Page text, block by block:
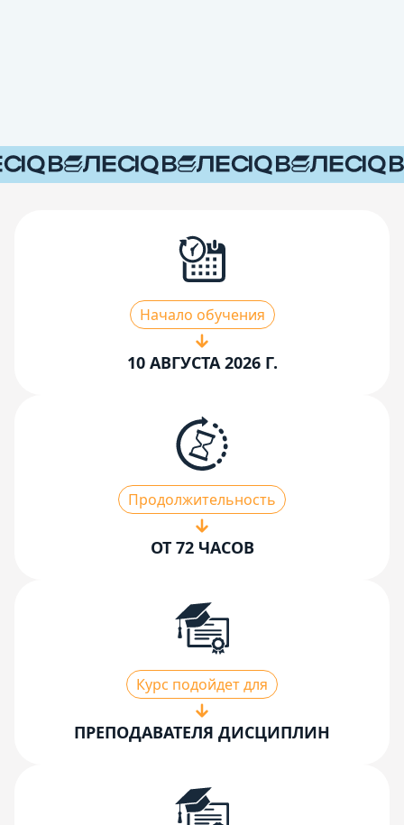
Начало обучения
10 АВГУСТА 2026 Г.
Продолжительность
ОТ 72 ЧАСОВ
Курс подойдет для
ПРЕПОДАВАТЕЛЯ ДИСЦИПЛИН